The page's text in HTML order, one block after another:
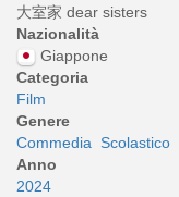
大室家 dear sisters
Nazionalità
Giappone
Categoria
Film
Genere
Commedia
Scolastico
Anno
2024